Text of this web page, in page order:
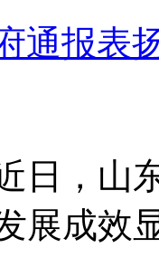
通报表
，山东
展成效